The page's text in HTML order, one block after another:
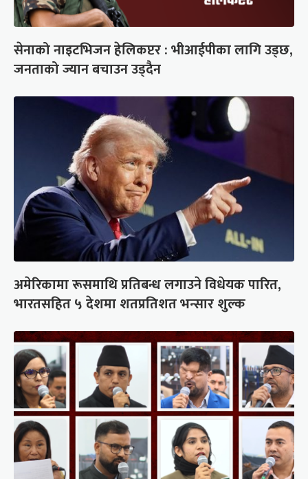
सेनाको नाइटभिजन हेलिकप्टर : भीआईपीका लागि उड्छ,
जनताको ज्यान बचाउन उड्दैन
अमेरिकामा रूसमाथि प्रतिबन्ध लगाउने विधेयक पारित,
भारतसहित ५ देशमा शतप्रतिशत भन्सार शुल्क